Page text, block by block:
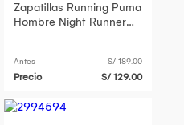
Zapatillas Running Puma
Hombre Night Runner
Antes S/ 189.00
Precio S/ 129.00